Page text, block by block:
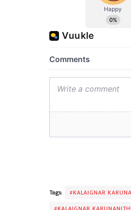
Tags: #KALAIGNAR